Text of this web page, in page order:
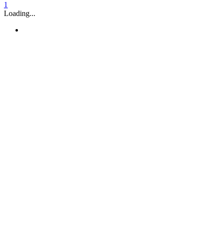
1
Loading...